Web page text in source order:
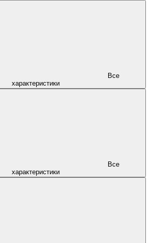
характеристики
характеристики